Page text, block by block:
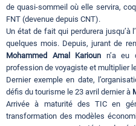
de quasi-sommeil où elle servira,
FNT (devenue depuis CNT).
Un état de fait qui perdurera jusqu’à
quelques mois. Depuis, jurant de
Mohammed Amal Karioun n’a eu
profession de voyagiste et multiplier
Dernier exemple en date,
défis du tourisme le 23 avril dernier à
Arrivée à maturité des TIC en
transformation des modèles